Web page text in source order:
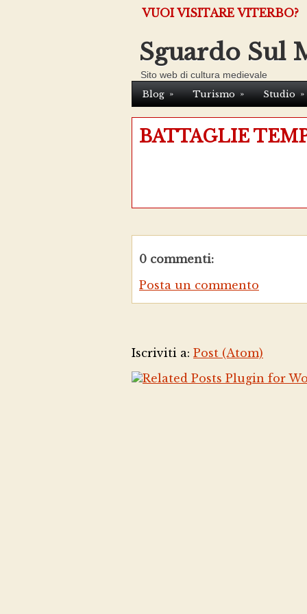
VUOI VISITARE VITERBO?
Sguardo Sul
Sito web di cultura medievale
Blog » Turismo » Studio »
BATTAGLIE
0 commenti:
Posta un commento
Iscriviti a: Post (Atom)